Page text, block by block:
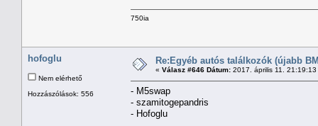
750ia
hofoglu
Nem elérhető
Hozzászólások: 556
Re:Egyéb autós találkozók (újabb
« Válasz #646 Dátum: 2017. április 11. 21:19:13
- M5swap
- szamitogepandris
- Hofoglu